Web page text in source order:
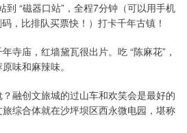
到 “磁器口站”，全程7分钟（可以用手机
，比排队买票快！）打卡千年古镇！
寺庙，红墙黛瓦很出片。吃 “陈麻花”，
味和麻辣味。
融创文旅城的过山车和欢笑会是最好的
综合体就在沙坪坝区西永微电园，堪称